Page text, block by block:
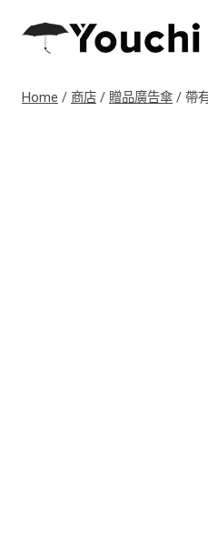
Home / 商店 / 贈品廣告傘 / 帶